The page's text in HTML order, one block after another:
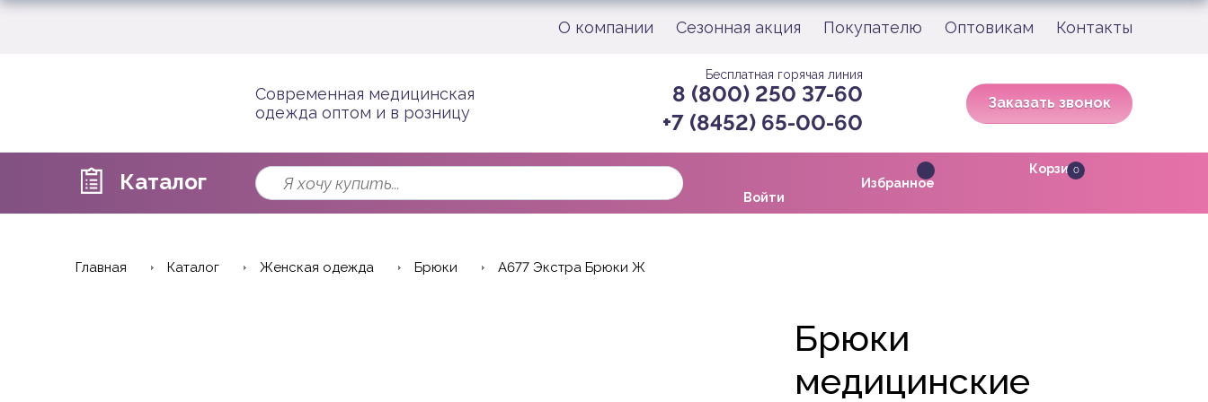
О компании Сезонная акция Покупателю Оптовикам Контакты
Современная медицинская
одежда оптом и в розницу
Бесплатная горячая линия
8 (800) 250 37-60
+7 (8452) 65-00-60
Заказать звонок
Каталог
Войти
Избранное
0
Корзина
Главная Каталог Женская одежда Брюки A677 Экстра Брюки Ж
Брюки
медицинские